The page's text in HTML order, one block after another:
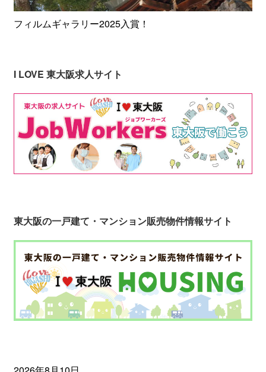
フィルムギャラリー2025入賞！
I LOVE 東大阪求人サイト
東大阪の一戸建て・マンション販売物件情報サイト